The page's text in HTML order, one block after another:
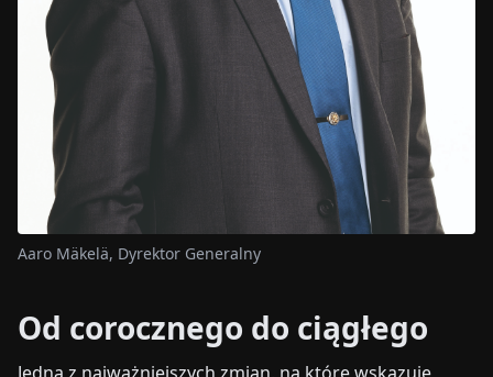
Aaro Mäkelä, Dyrektor Generalny
Od corocznego do ciągłego